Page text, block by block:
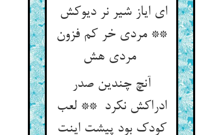
ای ایاز شیر نر دیوکش
** مردی خر کم فزون
مردی هش
آنچ چندین صدر
ادراکش نکرد ** لعب
کودک بود پیشت اینت